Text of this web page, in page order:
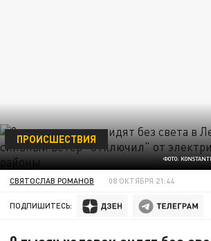
ФОТО:
ПРОИСШЕСТВИЯ
СВЯТОСЛАВ РОМАНОВ 08 ОКТЯБРЯ 21:44
ПОДПИШИТЕСЬ: